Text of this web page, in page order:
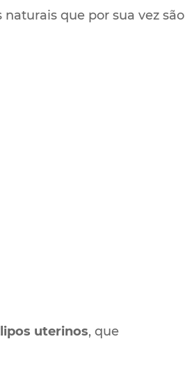
que por sua vez são
uterinos, que